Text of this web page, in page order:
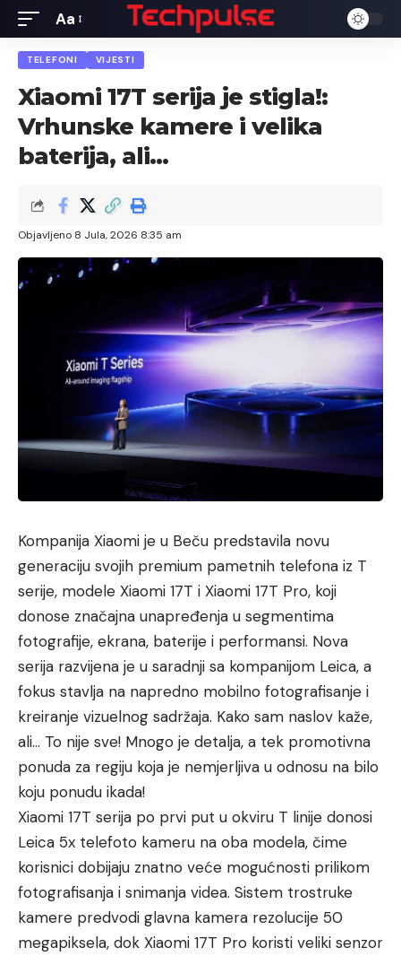
Font
Resizer
Aa
TELEFONI VIJESTI
Xiaomi 17T serija je stigla!:
Vrhunske kamere i velika
baterija, ali…
Objavljeno 8 Jula, 2026 8:35 am
Kompanija Xiaomi je u Beču predstavila novu
generaciju svojih premium pametnih telefona iz T
serije, modele Xiaomi 17T i Xiaomi 17T Pro, koji
donose značajna unapređenja u segmentima
fotografije, ekrana, baterije i performansi. Nova
serija razvijena je u saradnji sa kompanijom Leica, a
fokus stavlja na napredno mobilno fotografisanje i
kreiranje vizuelnog sadržaja. Kako sam naslov kaže,
ali… To nije sve! Mnogo je detalja, a tek promotivna
ponuda za regiju koja je nemjerljiva u odnosu na bilo
koju ponudu ikada!
Xiaomi 17T serija po prvi put u okviru T linije donosi
Leica 5x telefoto kameru na oba modela, čime
korisnici dobijaju znatno veće mogućnosti prilikom
fotografisanja i snimanja videa. Sistem trostruke
kamere predvodi glavna kamera rezolucije 50
megapiksela, dok Xiaomi 17T Pro koristi veliki senzor